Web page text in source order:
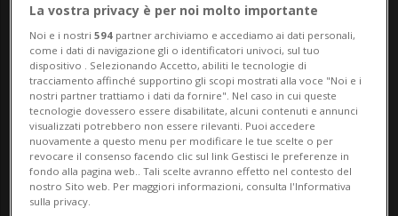
al Campidoglio, aveva rubato il computer
portatile della Presidente della Camera
Nancy Pelosi. È quanto emerge dalle
indagini dell'FBI, riprese dai media stat...
🔐 Sblocca il nostro archivio
esclusivo!
La vostra privacy è per noi molto importante
Noi e i nostri594 partner archiviamo e accediamo ai dati personali,
come i dati di navigazione gli o identificatori univoci, sul tuo
dispositivo . Selezionando Accetto, abiliti le tecnologie di
tracciamento affinché supportino gli scopi mostrati alla voce "Noi e i
nostri partner trattiamo i dati da fornire". Nel caso in cui queste
tecnologie dovessero essere disabilitate, alcuni contenuti e annunci
visualizzati potrebbero non essere rilevanti. Puoi accedere
nuovamente a questo menu per modificare le tue scelte o per
revocare il consenso facendo clic sul link Gestisci le preferenze in
fondo alla pagina web.. Tali scelte avranno effetto nel contesto del
nostro Sito web. Per maggiori informazioni, consulta l'Informativa
sulla privacy.